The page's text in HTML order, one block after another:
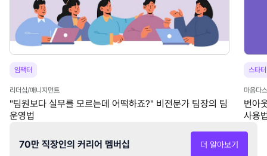
임팩터
리더십/매니지먼트
"팀원보다 실무를 모르는데 어떡하죠?" 비전문가 팀장의 팀
운영법
스타터
마음다
번아
사용
70만 직장인의 커리어 멤버십 더 알아보기